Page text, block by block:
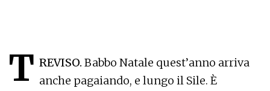
T REVISO. Babbo Natale quest’anno arriva
anche pagaiando, e lungo il Sile. È